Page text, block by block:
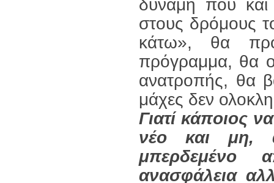
δύναμη που και
στους δρόμους
κάτω», θα
πρόγραμμα, θα
ανατροπής, θα
μάχες δεν
Γιατί κάποιος
νέο και μη,
μπερδεμένο
ανασφάλεια